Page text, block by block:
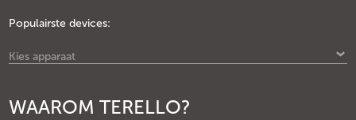
Populairste devices:
Kies apparaat
WAAROM TERELLO?